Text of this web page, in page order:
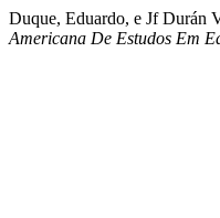
Duque, Eduardo, e Jf Durán
Americana De Estudos Em